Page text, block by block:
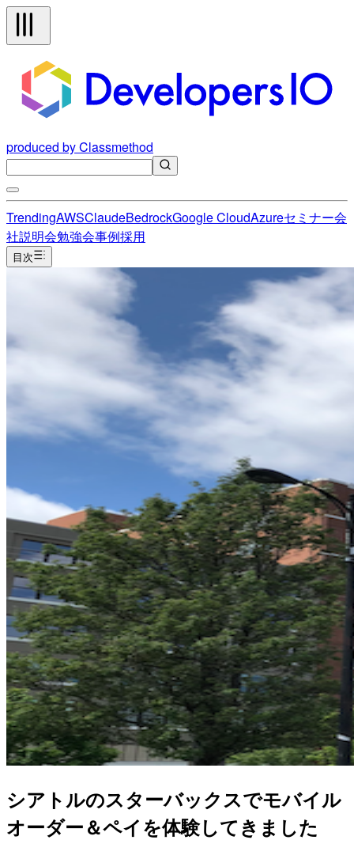
produced by Classmethod
TrendingAWSClaudeBedrockGoogle CloudAzureセミナー会
社説明会勉強会事例採用
目次
シアトルのスターバックスでモバイル
オーダー＆ペイを体験してきました